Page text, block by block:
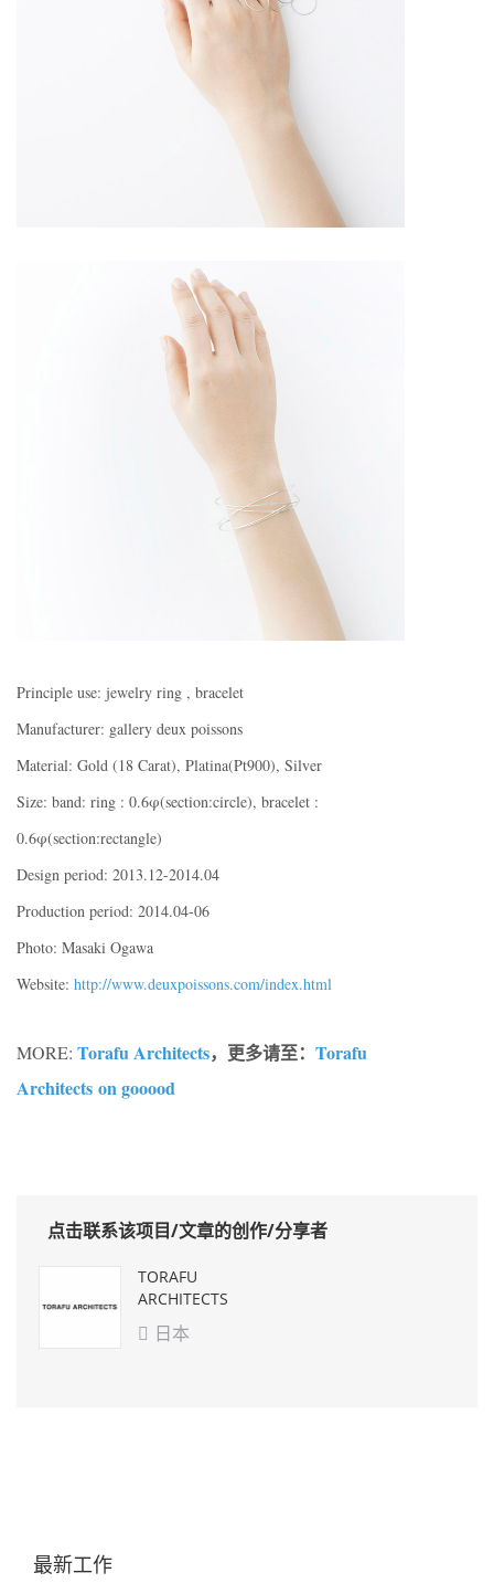
Principle use: jewelry ring , bracelet
Manufacturer: gallery deux poissons
Material: Gold (18 Carat), Platina(Pt900), Silver
Size: band: ring : 0.6φ(section:circle), bracelet :
0.6φ(section:rectangle)
Design period: 2013.12-2014.04
Production period: 2014.04-06
Photo: Masaki Ogawa
Website: http://www.deuxpoissons.com/index.html
MORE: Torafu Architects，更多请至： Torafu
Architects on gooood
点击联系该项目/文章的创作/分享者
TORAFU
ARCHITECTS
 日本
最新工作